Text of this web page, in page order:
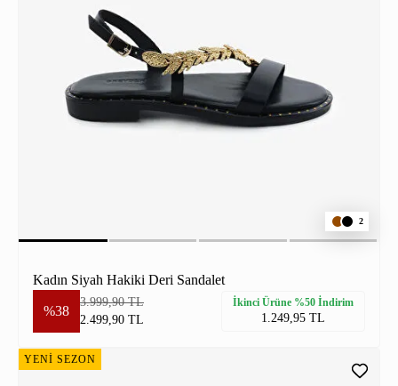
2
Kadın Siyah Hakiki Deri Sandalet
%38
3.999,90 TL
2.499,90 TL
İkinci Ürüne %50 İndirim
1.249,95 TL
YENİ SEZON